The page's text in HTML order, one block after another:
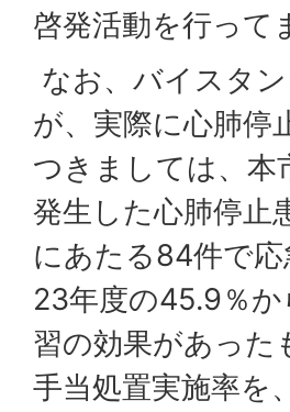
啓発活動を行って
なお、バイスタ
が、実際に心肺停
つきましては、本
発生した心肺停止
にあたる84件で
23年度の45.9％
習の効果があった
手当処置実施率を